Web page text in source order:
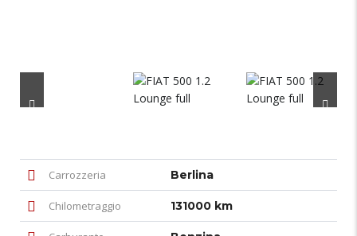
Carrozzeria Berlina
Chilometraggio 131000 km